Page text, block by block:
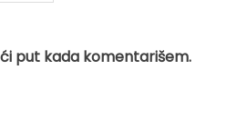
put kada komentarišem.